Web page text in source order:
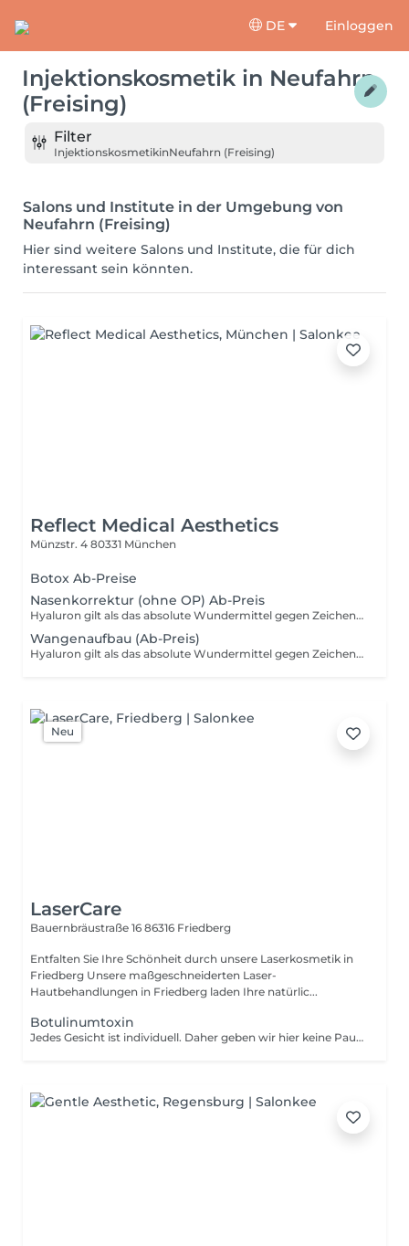
DE Einloggen
Injektionskosmetik in Neufahrn
(Freising)
Filter
InjektionskosmetikinNeufahrn (Freising)
Salons und Institute in der Umgebung von
Neufahrn (Freising)
Hier sind weitere Salons und Institute, die für dich
interessant sein könnten.
Reflect Medical Aesthetics
Münzstr. 4 80331 München
Botox Ab-Preise
Nasenkorrektur (ohne OP) Ab-Preis
Hyaluron gilt als das absolute Wundermittel gegen Zeichen der Hautalterung. Es findet sich in zahlreichen Pflegeprodukten, darunter Hautreiniger, pflegende Cremes oder intensive Masken. Bei einer Hyaluron Gesichtsbehandlung wird eine Kombination aus Hyaluron-Produkten verwendet, die der Haut Spannkraft und Elastizität zurückgeben sollen. Die perfekte, schonende Anti-Aging Behandlung für alle, die ihren Fältchen den Kampf ansagen wollen!
Wangenaufbau (Ab-Preis)
Hyaluron gilt als das absolute Wundermittel gegen Zeichen der Hautalterung. Es findet sich in zahlreichen Pflegeprodukten, darunter Hautreiniger, pflegende Cremes oder intensive Masken. Bei einer Hyaluron Gesichtsbehandlung wird eine Kombination aus Hyaluron-Produkten verwendet, die der Haut Spannkraft und Elastizität zurückgeben sollen. Die perfekte, schonende Anti-Aging Behandlung für alle, die ihren Fältchen den Kampf ansagen wollen!
Neu
LaserCare
Bauernbräustraße 16 86316 Friedberg
Entfalten Sie Ihre Schönheit durch unsere Laserkosmetik in
Friedberg Unsere maßgeschneiderten Laser-
Hautbehandlungen in Friedberg laden Ihre natürlic...
Botulinumtoxin
Jedes Gesicht ist individuell. Daher geben wir hier keine Pauschal-Preise an. Vor der ersten Behandlung beraten wir Sie eingehend und teilen Ihnen da auch Ihren individuellen Preis mit.